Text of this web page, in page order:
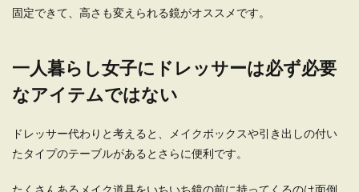
れにする方法
一人暮らしの中でもワンルームや１Kと違い、１
さ...
固定できて、高さも変えられる鏡がオススメです。
一人暮らし女子にドレッサーは必ず必要
なアイテムではない
ドレッサー代わりと考えると、メイクボックスや引き出しの付い
たタイプのテーブルがあるとさらに便利です。
たくさんあるメイク道具をいちいち鏡の前に持ってくるのは面倒